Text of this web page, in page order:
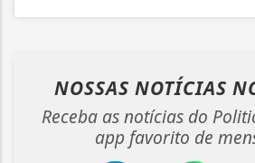
NOSSAS NOTÍCIAS
Receba as notícias do
app favorito de